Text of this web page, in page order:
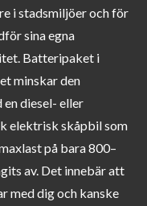
i stadsmiljöer och för
sina egna
Batteripaket i
minskar den
diesel- eller
elektrisk skåpbil som
på bara 800–
av. Det innebär att
med dig och kanske